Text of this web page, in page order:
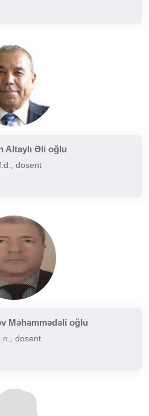
Altaylı Əli oğlu
dosent
Məhəmmədəli oğlu
dosent